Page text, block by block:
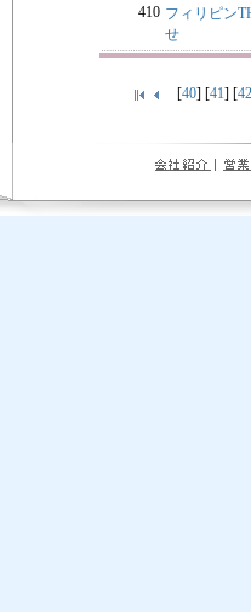
410 フィリピン
せ
[40] [41] [42